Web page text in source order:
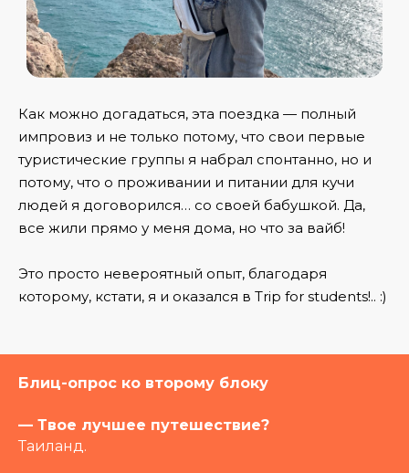
Как можно догадаться, эта поездка — полный
импровиз и не только потому, что свои первые
туристические группы я набрал спонтанно, но и
потому, что о проживании и питании для кучи
людей я договорился… со своей бабушкой. Да,
все жили прямо у меня дома, но что за вайб!
Это просто невероятный опыт, благодаря
которому, кстати, я и оказался в Trip for students!.. :)
Блиц-опрос ко второму блоку
— Твое лучшее путешествие?
Таиланд.